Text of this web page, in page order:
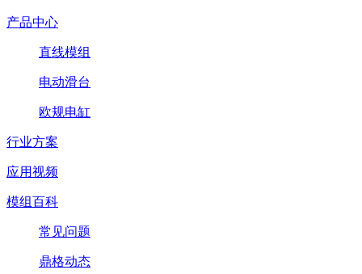
产品中心
直线模组
电动滑台
欧规电缸
行业方案
应用视频
模组百科
常见问题
鼎格动态